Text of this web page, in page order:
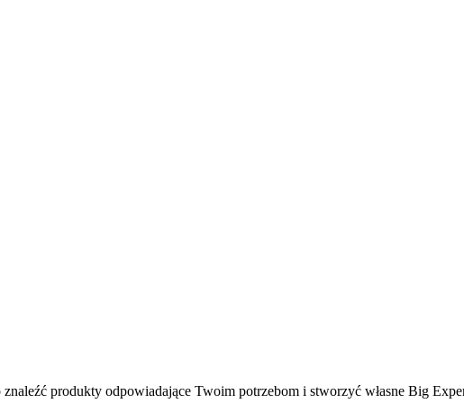
produkty odpowiadające Twoim potrzebom i stworzyć własne Big